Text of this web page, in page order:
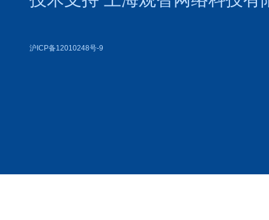
沪ICP备12010248号-9